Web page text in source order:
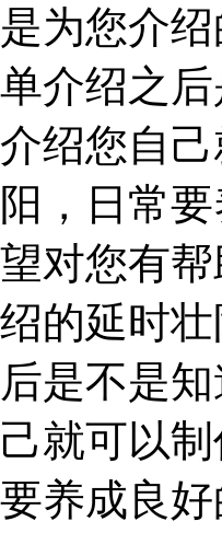
是为您介
单介绍之
介绍您自
阳，日常
望对您有帮
绍的延时
后是不是
己就可以
要养成良